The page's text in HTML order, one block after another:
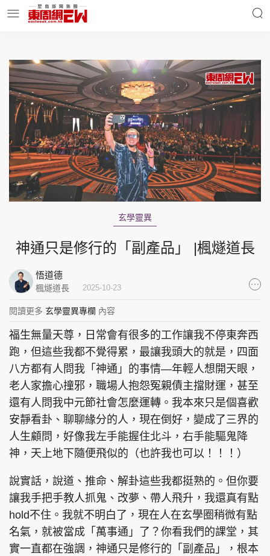
明星名人 時事財經
東周Ladies 優享生活
東周食玩通 會員活動
集團旗下品牌
東周刊 cazbuyer 東Touch
PCM 電腦廣場 星島頭條 星島日報
頭條日報 星島環球 The Standard
親子王 Oh!爸媽 JobMarket
玄學靈異
神通只是修行的「副產品」 |楓燧道長
悟道德
楓燧道長 2025-10-23
閱讀更多 玄學靈異專欄 內容
福生無量天尊，日常會有很多的工作讓我不停東奔西
跑，但這些我都不覺得累，最讓我頭大的就是，四面
八方都有人問我「神通」的事情—年輕人想開天眼，
老人家擔心撞邪，職場人抱怨冤親債主擋財運，甚至
還有人問我中元節社會怎麼運轉。我本來只是個喜歡
安靜看卦、聊聊緣分的人，現在倒好，變成了三界的
人生顧問，好像我左手能握住北斗，右手能驅鬼降
神，天上地下隨便飛似的（也許我也可以！！！）
說實話，說道、推命、解卦這些我都挺熟的。但你要
讓我手把手教人抓鬼、改夢、帶人飛升，我還真有點
hold不住。我就不明白了，現在人在玄學圈稍微有點
名氣，就被當成「萬事通」了？你看我們的課堂，其
實一直都在強調，神通只是修行的「副產品」，根本